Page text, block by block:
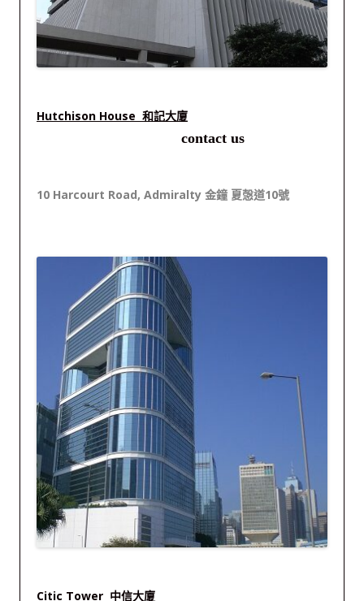
Hutchison House 和記大廈
contact us
10 Harcourt Road, Admiralty 金鐘 夏愨道10號
Citic Tower 中信大廈